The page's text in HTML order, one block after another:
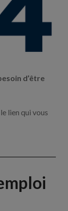
d’être
lien qui vous